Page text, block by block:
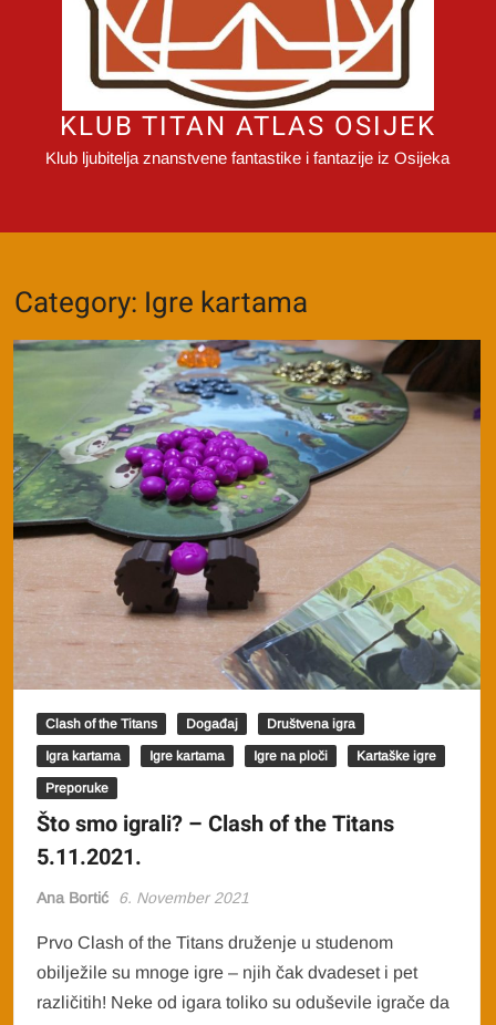
KLUB TITAN ATLAS OSIJEK
Klub ljubitelja znanstvene fantastike i fantazije iz Osijeka
Category: Igre kartama
Clash of the Titans Događaj Društvena igra
Igra kartama Igre kartama Igre na ploči Kartaške igre
Preporuke
Što smo igrali? – Clash of the Titans
5.11.2021.
Ana Bortić 6. November 2021
Prvo Clash of the Titans druženje u studenom
obilježile su mnoge igre – njih čak dvadeset i pet
različitih! Neke od igara toliko su oduševile igrače da